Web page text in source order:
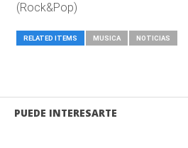
(Rock&Pop)
RELATED ITEMS MUSICA NOTICIAS
PUEDE INTERESARTE